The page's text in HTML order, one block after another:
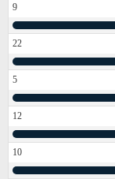
9
22
5
12
10